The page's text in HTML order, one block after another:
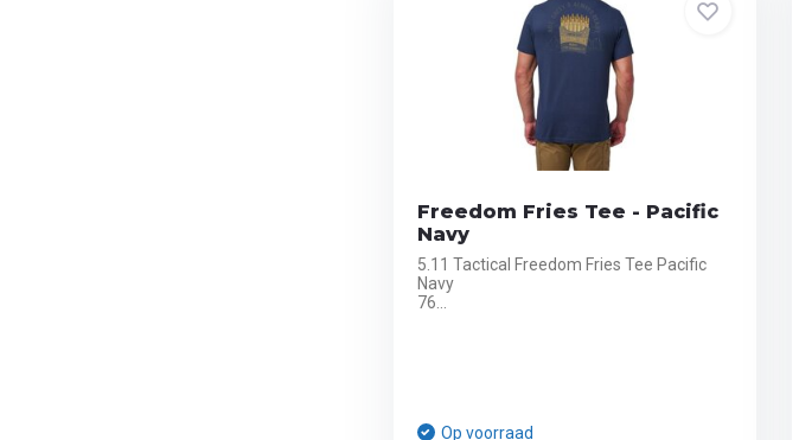
Freedom Fries Tee - Pacific
Navy
5.11 Tactical Freedom Fries Tee Pacific
Navy
76...
Op voorraad